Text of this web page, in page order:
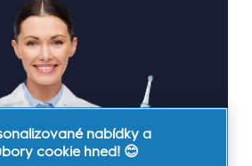
nabídky a
cookie hned! 😊